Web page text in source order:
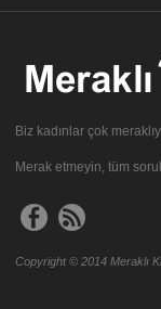
Biz kadınlar çok
Merak etmeyin, tüm
Copyright © 2014 Meraklı